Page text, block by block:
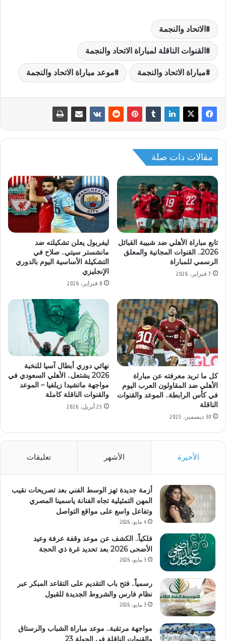
الاتحاد والنجمة
القنوات الناقلة لمباراة الاتحاد والنجمة
مباراة الاتحاد والنجمة موعد مباراة الاتحاد والنجمة
مقالات ذات صلة
تابع مباراة الأهلي ضد شبيبة القبائل
2026.. القنوات المجانية والمعلق
الرسمي للمباراة
7 فبراير، 2026
ليفربول يعلن تشكيلته ضد
مانشستر سيتي.. صلاح في
التشكيلة الأساسية اليوم بالدوري
الإنجليزي
8 فبراير، 2026
كل ما تريد معرفته عن مباراة
الأهلي ضد المقاولون العرب اليوم
في كأس الرابطة.. الموعد والقنوات
الناقلة
30 ديسمبر، 2025
نهائي دوري أبطال آسيا للنخبة
2026 يشتعل.. الأهلي السعودي في
مواجهة ماتشيدا زيلفيا – الموعد
والقنوات الناقلة كاملة
25 أبريل، 2026
الأخيرة الأشهر تعليقات
أزمة جديدة تهز الوسط الفني بعد تصريحات نقيب
المهن التمثيلية تجاه الفنانة ياسمينا المصري
وتفاعل واسع على مواقع التواصل
4 مايو، 2026
فلكياً.. الكشف عن موعد وقفة عرفة وعيد
الأضحى 2026 بعد تحديد غرة ذي الحجة
3 مايو، 2026
رسمياً.. فتح باب التقديم على التقاعد المبكر عبر
نظام فارس والشروط الجديدة للقبول
3 مايو، 2026
مواجهة مرتقبة.. موعد مباراة الشباب والرستاق
والقنوات الناقلة في الجولة 23